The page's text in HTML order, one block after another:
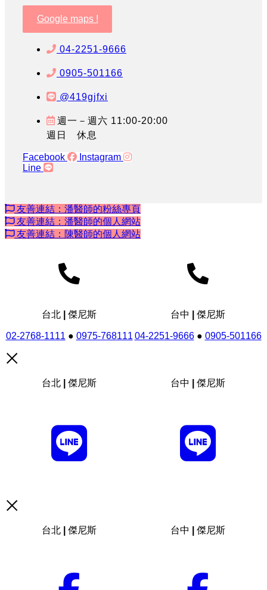
Google maps !
04-2251-9666
0905-501166
@419gjfxi
週一－週六 11:00-20:00
週日 休息
Facebook
Instagram
Line
友善連結：潘醫師的粉絲專頁
友善連結：潘醫師的個人網站
友善連結：陳醫師的個人網站
台北 | 傑尼斯
02-2768-1111 ● 0975-768111
台中 | 傑尼斯
04-2251-9666● 0905-501166
台北 | 傑尼斯 台中 | 傑尼斯
台北 | 傑尼斯 台中 | 傑尼斯